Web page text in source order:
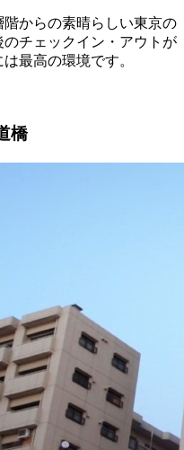
からの素晴らしい東京の
チェックイン・アウトが
最高の環境です。
橋